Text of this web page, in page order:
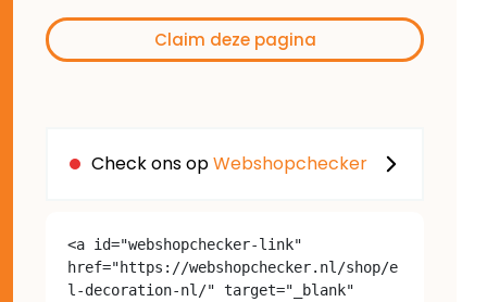
Claim deze pagina
Check ons opWebshopchecker
<a id="webshopchecker-link"
href="https://webshopchecker.nl/shop/e
l-decoration-nl/" target="_blank"